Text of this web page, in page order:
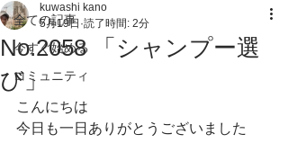
全ての記事
今すぐ始める
コミュニティ
No.2058 「シャンプー選
び」
kuwashi kano
5月19日 読了時間: 2分
こんにちは
今日も一日ありがとうございました